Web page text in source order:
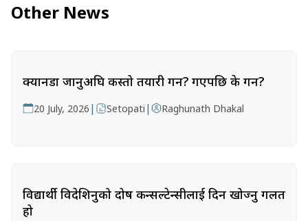
Other News
क्यानडा जानुअघि कस्तो तयारी गर्ने? गएपछि के गर्ने?
20 July, 2026 | Setopati | Raghunath Dhakal
विद्यार्थी विदेशिनुको दोष कन्सल्टेन्सीलाई दिन खोज्नु गलत
हो